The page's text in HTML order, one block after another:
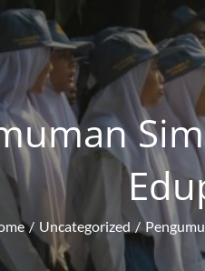
Uncategorized